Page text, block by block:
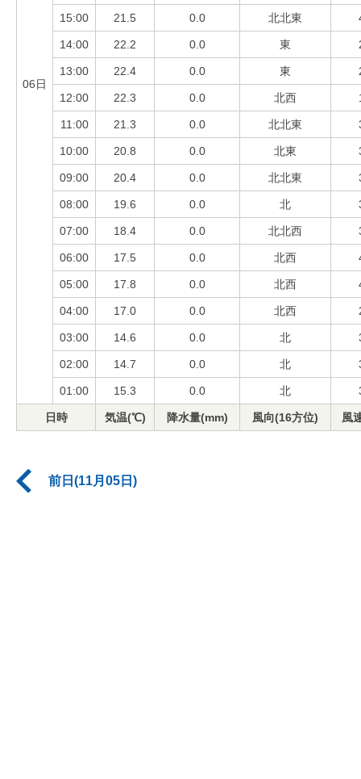
06日
15:00 21.5 0.0 北北東
14:00 22.2 0.0 東
13:00 22.4 0.0 東
12:00 22.3 0.0 北西
11:00 21.3 0.0 北北東
10:00 20.8 0.0 北東
09:00 20.4 0.0 北北東
08:00 19.6 0.0 北
07:00 18.4 0.0 北北西
06:00 17.5 0.0 北西
05:00 17.8 0.0 北西
04:00 17.0 0.0 北西
03:00 14.6 0.0 北
02:00 14.7 0.0 北
01:00 15.3 0.0 北
日時 気温(℃) 降水量(mm) 風向(16方位) 風
前日(11月05日)